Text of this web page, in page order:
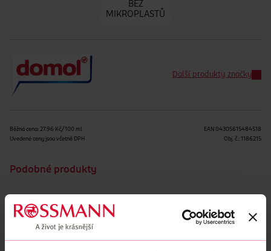
BEZ
MIKROPLASTŮ
Další produkty značky
Běžná cena: 27.96 Kč/100 ml
Uvedené ceny jsou včetně DPH
EAN 04305615484518
Obj. č.: 1186215
Podobné produkty